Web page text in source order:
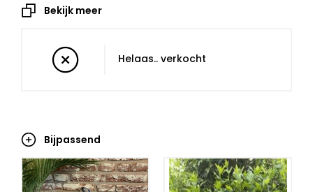
Bekijk meer
Helaas.. verkocht
Bijpassend